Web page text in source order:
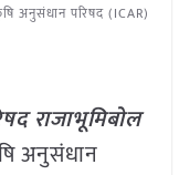
अनुसंधान परिषद (ICAR)
राजाभूमिबोल
अनुसंधान